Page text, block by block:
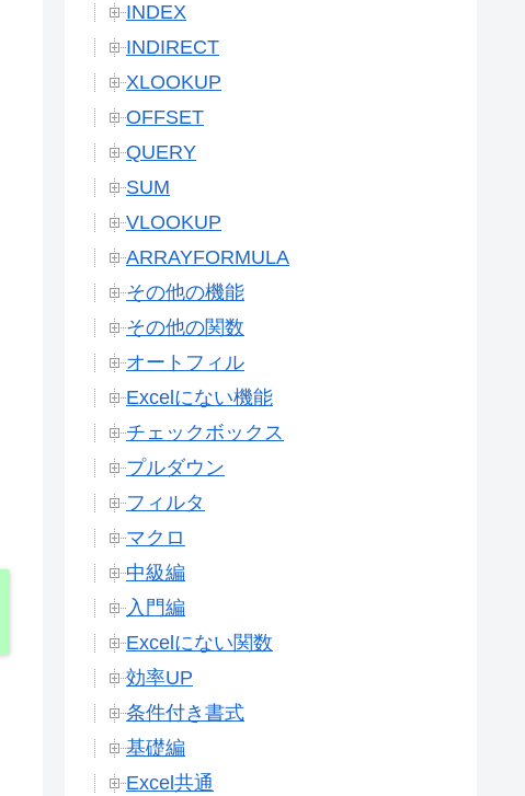
INDEX
INDIRECT
XLOOKUP
OFFSET
QUERY
SUM
VLOOKUP
ARRAYFORMULA
その他の機能
その他の関数
オートフィル
Excelにない機能
チェックボックス
プルダウン
フィルタ
マクロ
中級編
入門編
Excelにない関数
効率UP
条件付き書式
基礎編
Excel共通